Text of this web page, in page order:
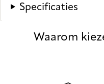
Specificaties
Waarom